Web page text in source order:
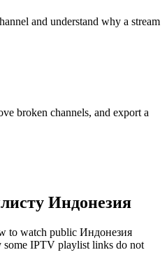
and understand why a stream
broken channels, and export a
Индонезия
to watch public Индонезия
IPTV playlist links do not